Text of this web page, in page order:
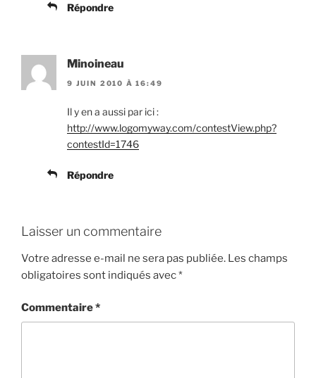
Répondre
Minoineau
9 JUIN 2010 À 16:49
Il y en a aussi par ici :
http://www.logomyway.com/contestView.php?
contestId=1746
Répondre
Laisser un commentaire
Votre adresse e-mail ne sera pas publiée. Les champs
obligatoires sont indiqués avec*
Commentaire*